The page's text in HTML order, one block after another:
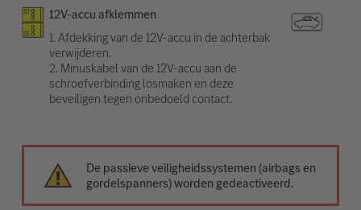
12V-accu afklemmen
1. Afdekking van de 12V-accu in de achterbak
verwijderen.
2. Minuskabel van de 12V-accu aan de
schroefverbinding losmaken en deze
beveiligen tegen onbedoeld contact.
De passieve veiligheidssystemen (airbags en
gordelspanners) worden gedeactiveerd.